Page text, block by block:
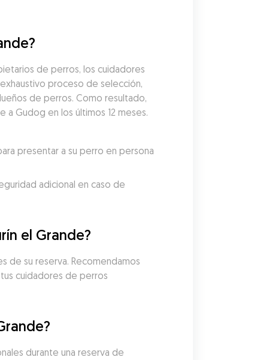
de perros, los cuidadores
proceso de selección,
de perros. Como resultado,
a Gudog en los últimos 12 meses.
presentar a su perro en persona
adicional en caso de
el Grande?
de su reserva. Recomendamos
cuidadores de perros
durante una reserva de